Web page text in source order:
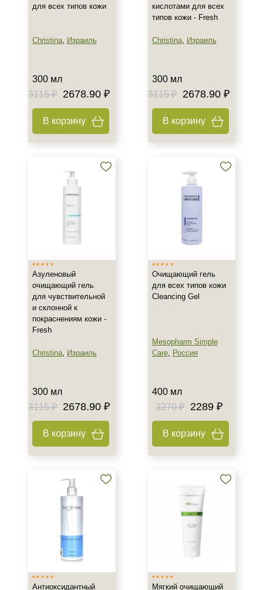
Демакияж
Пилинг
для всех типов кожи
Christina, Израиль
300 мл
3115 ₽
2678.90 ₽
В корзину
кислотами для всех
типов кожи - Fresh
Christina, Израиль
300 мл
3115 ₽
2678.90 ₽
В корзину
Азуленовый
очищающий гель
для чувствительной
и склонной к
покраснениям кожи -
Fresh
Christina, Израиль
300 мл
3115 ₽
2678.90 ₽
В корзину
Очищающий гель
для всех типов кожи
Cleancing Gel
Mesopharm Simple
Care, Россия
400 мл
3270 ₽
2289 ₽
В корзину
Антиоксидантный Мягкий очищающий